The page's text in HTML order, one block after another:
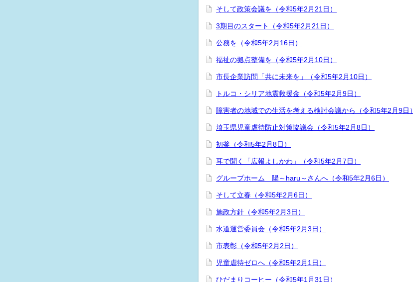
そして政策会議を（令和5年2月21日）
3期目のスタート（令和5年2月21日）
公務を（令和5年2月16日）
福祉の拠点整備を（令和5年2月10日）
市長企業訪問「共に未来を」（令和5年2月10日）
トルコ・シリア地震救援金（令和5年2月9日）
障害者の地域での生活を考える検討会議から（令和5年2月9日）
埼玉県児童虐待防止対策協議会（令和5年2月8日）
初釜（令和5年2月8日）
耳で聞く「広報よしかわ」（令和5年2月7日）
グループホーム 陽～haru～さんへ（令和5年2月6日）
そして立春（令和5年2月6日）
施政方針（令和5年2月3日）
水道運営委員会（令和5年2月3日）
市表彰（令和5年2月2日）
児童虐待ゼロへ（令和5年2月1日）
ひだまりコーヒー（令和5年1月31日）